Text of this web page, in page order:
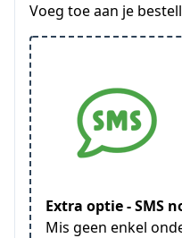
Voeg toe aan je
Extra optie - SMS
Mis geen enkel